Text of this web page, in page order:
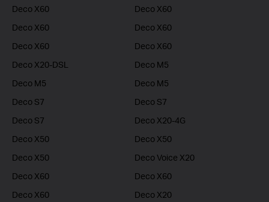
Deco X60
Deco X60
Deco X60
Deco X60
Deco X60
Deco X60
Deco X20-DSL
Deco M5
Deco M5
Deco M5
Deco S7
Deco S7
Deco S7
Deco X20-4G
Deco X50
Deco X50
Deco X50
Deco Voice X20
Deco X60
Deco X60
Deco X60
Deco X20